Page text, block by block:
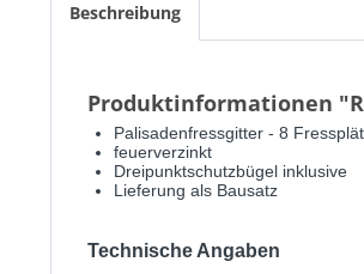
Beschreibung
Produktinformationen
Palisadenfressgitter - 8
feuerverzinkt
Dreipunktschutzbügel inklusive
Lieferung als Bausatz
Technische Angaben